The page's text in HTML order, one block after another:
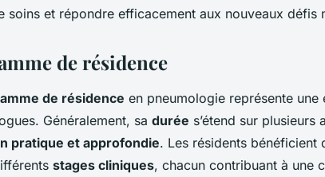
soins et répondre efficacement aux nouveaux défis
de résidence
de résidence en pneumologie représente
Généralement, sa durée s’étend sur plusieurs
pratique et approfondie. Les résidents bénéficient
stages cliniques, chacun contribuant à une